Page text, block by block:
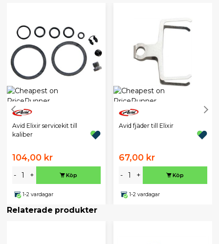
Avid Elixir servicekit till
kaliber
104,00 kr
- + Köp
1-2 vardagar
Avid fjäder till Elixir
67,00 kr
- + Köp
1-2 vardagar
Relaterade produkter